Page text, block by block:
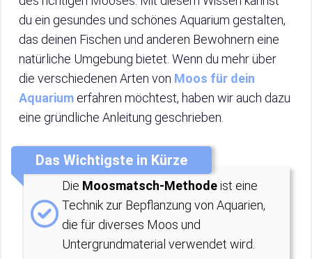
du ein gesundes und schönes Aquarium gestalten,
das deinen Fischen und anderen Bewohnern eine
natürliche Umgebung bietet. Wenn du mehr über
die verschiedenen Arten von Moos für dein
Aquarium erfahren möchtest, haben wir auch dazu
eine gründliche Anleitung geschrieben.
Das Wichtigste in Kürze
Die Moosmatsch-Methodeist eine
Technik zur Bepflanzung von Aquarien,
die für diverses Moos und
Untergrundmaterial verwendet wird.